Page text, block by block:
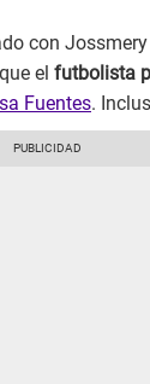
con
el futbolista
Fuentes.